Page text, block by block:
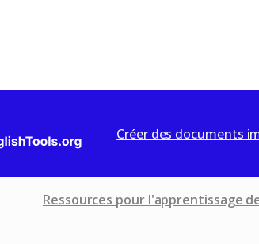
Créer des documents
Ressources pour l'apprentissage